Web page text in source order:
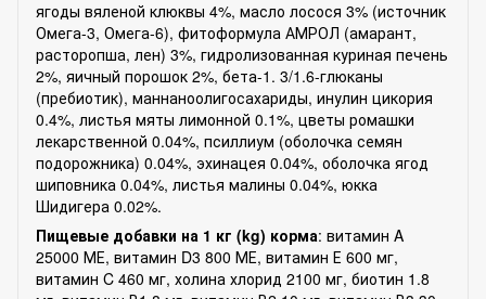
ягоды вяленой клюквы 4%, масло лосося 3% (источник
Омега-3, Омега-6), фитоформула АМРОЛ (амарант,
расторопша, лен) 3%, гидролизованная куриная печень
2%, яичный порошок 2%, бета-1. 3/1.6-глюканы
(пребиотик), маннаноолигосахариды, инулин цикория
0.4%, листья мяты лимонной 0.1%, цветы ромашки
лекарственной 0.04%, псиллиум (оболочка семян
подорожника) 0.04%, эхинацея 0.04%, оболочка ягод
шиповника 0.04%, листья малины 0.04%, юкка
Шидигера 0.02%.
Пищевые добавки на 1 кг (kg) корма: витамин A
25000 МЕ, витамин D3 800 МЕ, витамин Е 600 мг,
витамин C 460 мг, холина хлорид 2100 мг, биотин 1.8